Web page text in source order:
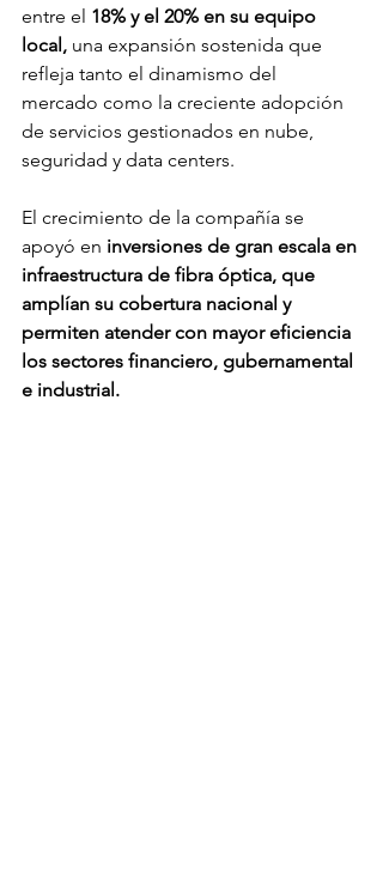
entre el 18% y el 20% en su equipo
local, una expansión sostenida que
refleja tanto el dinamismo del
mercado como la creciente adopción
de servicios gestionados en nube,
seguridad y data centers.
El crecimiento de la compañía se
apoyó en inversiones de gran escala en
infraestructura de fibra óptica, que
amplían su cobertura nacional y
permiten atender con mayor eficiencia
los sectores financiero, gubernamental
e industrial.